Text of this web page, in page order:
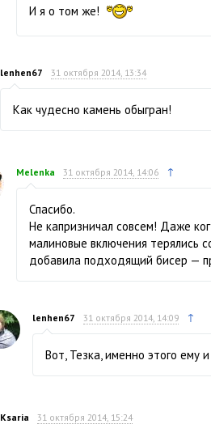
И я о том же!
lenhen67 31 октября 2014, 13:34
Как чудесно камень обыгран!
Melenka 31 октября 2014, 14:06 ↑
Спасибо.
Не капризничал совсем! Даже
малиновые включения терялись
добавила подходящий бисер —
lenhen67 31 октября 2014, 14:09 ↑
Вот, Тезка, именно этого ему
Ksaria 31 октября 2014, 15:24